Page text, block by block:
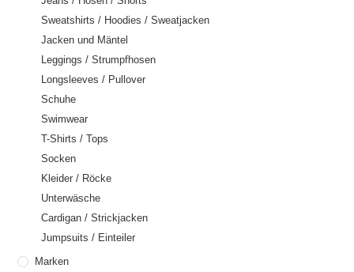
Sweatshirts / Hoodies / Sweatjacken
Jacken und Mäntel
Leggings / Strumpfhosen
Longsleeves / Pullover
Schuhe
Swimwear
T-Shirts / Tops
Socken
Kleider / Röcke
Unterwäsche
Cardigan / Strickjacken
Jumpsuits / Einteiler
Marken